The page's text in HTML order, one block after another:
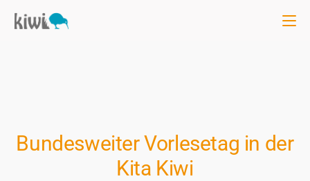
Bundesweiter Vorlesetag in der
Kita Kiwi